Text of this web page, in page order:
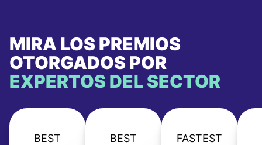
MIRA LOS PREMIOS
OTORGADOS POR
EXPERTOS DEL SECTOR
BEST BEST
FASTEST